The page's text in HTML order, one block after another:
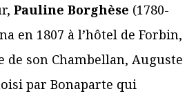
Pauline Borghèse (1780-
en 1807 à l’hôtel de Forbin,
de son Chambellan, Auguste
par Bonaparte qui